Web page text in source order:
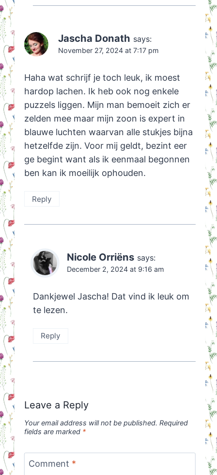
Jascha Donath says:
November 27, 2024 at 7:17 pm
Haha wat schrijf je toch leuk, ik moest
hardop lachen. Ik heb ook nog enkele
puzzels liggen. Mijn man bemoeit zich er
zelden mee maar mijn zoon is expert in
blauwe luchten waarvan alle stukjes bijna
hetzelfde zijn. Voor mij geldt, bezint eer
ge begint want als ik eenmaal begonnen
ben kan ik moeilijk ophouden.
Reply
Nicole Orriëns says:
December 2, 2024 at 9:16 am
Dankjewel Jascha! Dat vind ik leuk om
te lezen.
Reply
Leave a Reply
Your email address will not be published. Required
fields are marked *
Comment *